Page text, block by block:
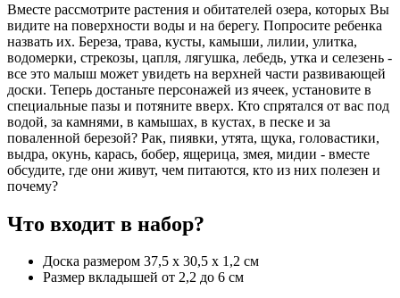
Вместе рассмотрите растения и обитателей озера, которых Вы
видите на поверхности воды и на берегу. Попросите ребенка
назвать их. Береза, трава, кусты, камыши, лилии, улитка,
водомерки, стрекозы, цапля, лягушка, лебедь, утка и селезень -
все это малыш может увидеть на верхней части развивающей
доски. Теперь достаньте персонажей из ячеек, установите в
специальные пазы и потяните вверх. Кто спрятался от вас под
водой, за камнями, в камышах, в кустах, в песке и за
поваленной березой? Рак, пиявки, утята, щука, головастики,
выдра, окунь, карась, бобер, ящерица, змея, мидии - вместе
обсудите, где они живут, чем питаются, кто из них полезен и
почему?
Что входит в набор?
Доска размером 37,5 х 30,5 х 1,2 см
Размер вкладышей от 2,2 до 6 см